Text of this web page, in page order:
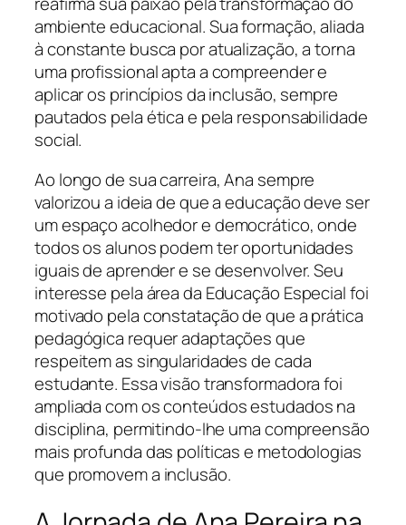
ambiente educacional. Sua formação, aliada
à constante busca por atualização, a torna
uma profissional apta a compreender e
aplicar os princípios da inclusão, sempre
pautados pela ética e pela responsabilidade
social.
Ao longo de sua carreira, Ana sempre
valorizou a ideia de que a educação deve ser
um espaço acolhedor e democrático, onde
todos os alunos podem ter oportunidades
iguais de aprender e se desenvolver. Seu
interesse pela área da Educação Especial foi
motivado pela constatação de que a prática
pedagógica requer adaptações que
respeitem as singularidades de cada
estudante. Essa visão transformadora foi
ampliada com os conteúdos estudados na
disciplina, permitindo-lhe uma compreensão
mais profunda das políticas e metodologias
que promovem a inclusão.